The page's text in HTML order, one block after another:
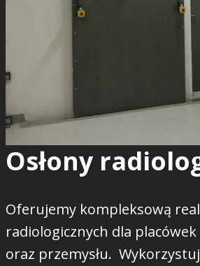
Osłony
Oferujemy kompleksową
radiologicznych dla
oraz przemysłu.